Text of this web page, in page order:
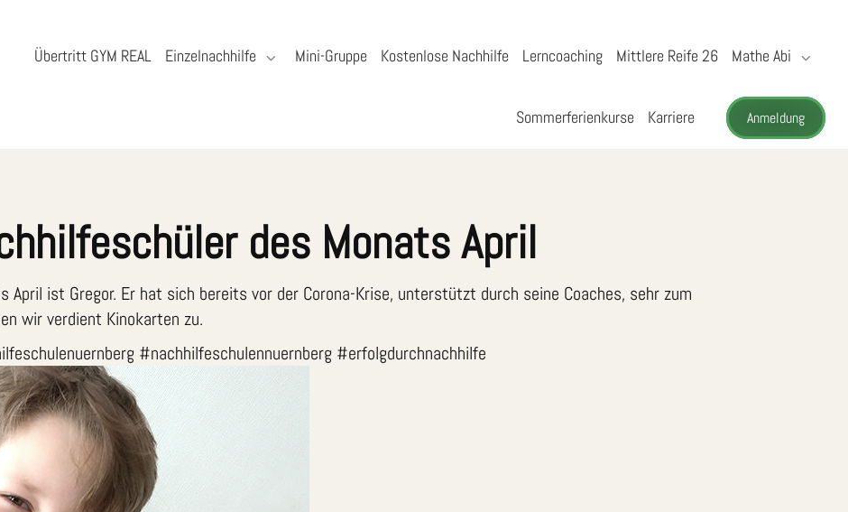
Übertritt GYM REAL Einzelnachhilfe Mini-Gruppe Kostenlose Nachhilfe Lerncoaching Mittlere Reife 26 Mathe Abi
Sommerferienkurse Karriere Anmeldung
des Monats April
April ist Gregor. Er hat sich bereits vor der Corona-Krise, unterstützt durch seine Coaches, sehr zum
wir verdient Kinokarten zu.
#nachhilfeschulennuernberg #erfolgdurchnachhilfe